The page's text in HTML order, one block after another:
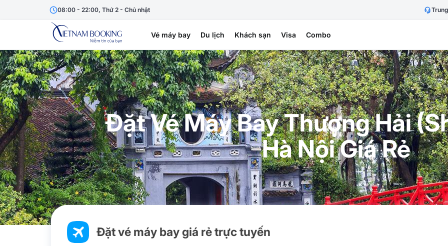
08:00 - 22:00, Thứ 2 - Chủ nhật
Vé máy bay Du lịch Khách sạn Visa Combo
Đặt Vé Máy Bay Thượng Hải
Hà Nội Giá Rẻ
Đặt vé máy bay giá rẻ trực tuyến